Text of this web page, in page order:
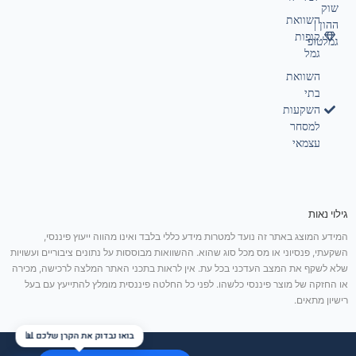
השוואת
קופות
גמל
השוואת
בתי
השקעות
למסחר
עצמאי
שוק
ההון |
גמלטופ
גילוי נאות
המידע המוצג באתר זה נועד למטרות מידע כללי בלבד ואינו מהווה ייעוץ פיננסי,
השקעתי, פנסיוני או מס מכל סוג שהוא. ההשוואות מבוססות על נתונים ציבוריים ועשויות
שלא לשקף את המצב העדכני בכל עת. אין לראות בתכני האתר המלצה לרכישה, מכירה
או החזקה של מוצר פיננסי כלשהו. לפני כל החלטה פיננסית מומלץ להתייעץ עם בעל
רישיון מתאים.
בואו נבדוק את הקרן שלכם 📊